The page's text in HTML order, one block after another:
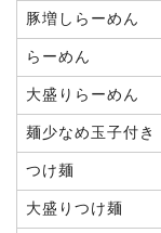
豚増しらーめん
らーめん
大盛りらーめん
麺少なめ玉子付き
つけ麺
大盛りつけ麺